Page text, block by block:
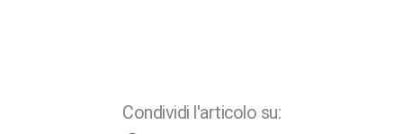
Condividi l'articolo su: